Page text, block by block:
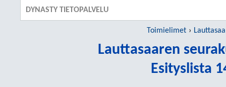
DYNASTY TIETOPALVELU
Toimielimet
Lauttasaaren
Esityslista